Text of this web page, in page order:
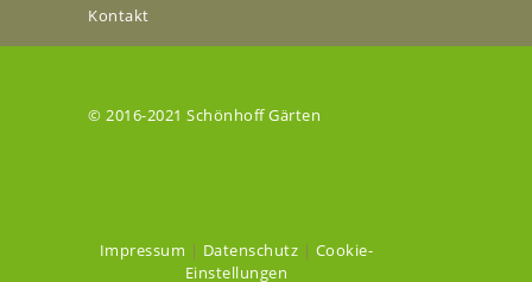
Kontakt
© 2016-2021 Schönhoff Gärten
Impressum | Datenschutz | Cookie-
Einstellungen